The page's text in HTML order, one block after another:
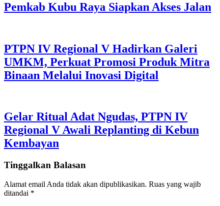
Pemkab Kubu Raya Siapkan Akses Jalan
PTPN IV Regional V Hadirkan Galeri
UMKM, Perkuat Promosi Produk Mitra
Binaan Melalui Inovasi Digital
Gelar Ritual Adat Ngudas, PTPN IV
Regional V Awali Replanting di Kebun
Kembayan
Tinggalkan Balasan
Alamat email Anda tidak akan dipublikasikan. Ruas yang wajib
ditandai *